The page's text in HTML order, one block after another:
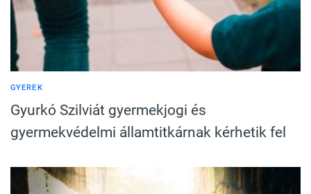
GYEREK
Gyurkó Szilviát gyermekjogi és
gyermekvédelmi államtitkárnak kérhetik fel